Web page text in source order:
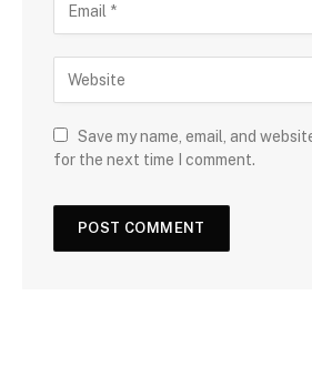
Save my name, email, and
for the next time I comment.